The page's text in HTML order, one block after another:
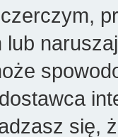
lub
się,